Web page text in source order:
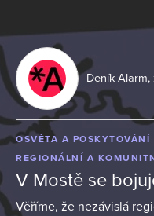
Deník Alarm,
OSVĚTA A
REGIONÁLNÍ A
V Mostě se
Věříme, že nezávislá